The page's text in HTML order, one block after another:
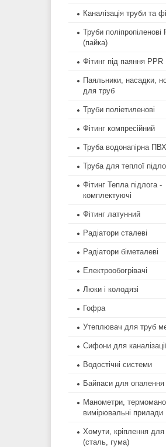
Каналізація труби та
Труби поліпропіленові
(пайка)
Фітинг під паяння PPR
Паяльники, насадки,
для труб
Труби поліетиленові
Фітинг компресійний
Труба водонапірна ПВХ
Труба для теплої
Фітинг Тепла підлога -
комплектуючі
Фітинг латунний
Радіатори сталеві
Радіатори біметалеві
Електрообогрівачі
Люки і колодязі
Гофра
Утеплювач для труб
Сифони для
Водостічні системи
Байпаси для опалення
Манометри,
вимірювальні прилади
Хомути, кріплення для
(сталь, гума)